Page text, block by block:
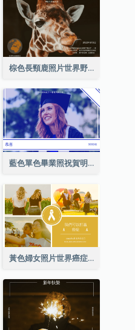
棕色長頸鹿照片世界野生動物日明信片
藍色單色畢業照祝賀明信片
黃色婦女照片世界癌症日明信片